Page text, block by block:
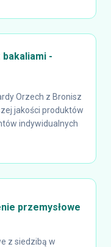
-
Orzech z Bronisz
jakości produktów
indywidualnych
przemysłowe
z siedzibą w